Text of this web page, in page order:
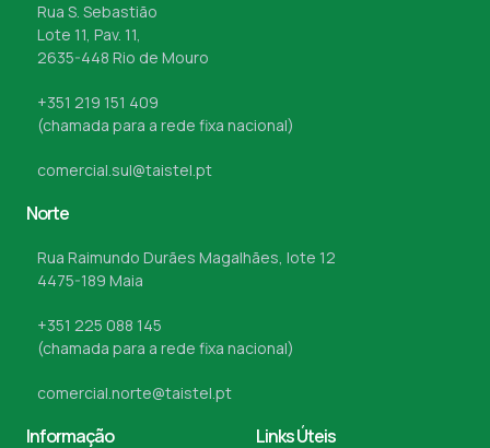
Rua S. Sebastião
Lote 11, Pav. 11,
2635-448 Rio de Mouro
+351 219 151 409
(chamada para a rede fixa nacional)
comercial.sul@taistel.pt
Norte
Rua Raimundo Durães Magalhães, lote 12
4475-189 Maia
+351 225 088 145
(chamada para a rede fixa nacional)
comercial.norte@taistel.pt
Informação Links Úteis